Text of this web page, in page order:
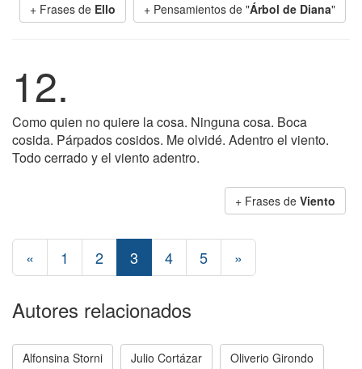
+ Frases de Ello + Pensamientos de "Árbol de Diana"
12.
Como quien no quiere la cosa. Ninguna cosa. Boca
cosida. Párpados cosidos. Me olvidé. Adentro el viento.
Todo cerrado y el viento adentro.
+ Frases de Viento
« 1 2 3 4 5 »
Autores relacionados
Alfonsina Storni Julio Cortázar Oliverio Girondo